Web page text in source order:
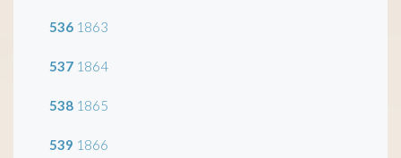
536 1863
537 1864
538 1865
539 1866